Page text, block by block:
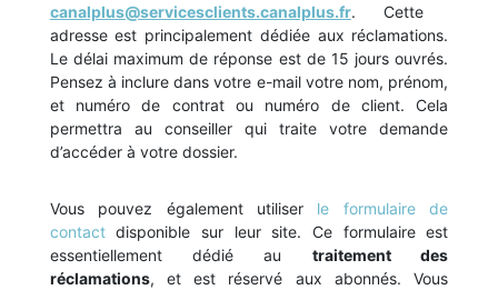
canalplus@servicesclients.canalplus.fr. Cette
adresse est principalement dédiée aux réclamations.
Le délai maximum de réponse est de 15 jours ouvrés.
Pensez à inclure dans votre e-mail votre nom, prénom,
et numéro de contrat ou numéro de client. Cela
permettra au conseiller qui traite votre demande
d’accéder à votre dossier.
Vous pouvez également utiliser le formulaire de
contactdisponible sur leur site. Ce formulaire est
essentiellement dédié au traitement des
réclamations, et est réservé aux abonnés. Vous